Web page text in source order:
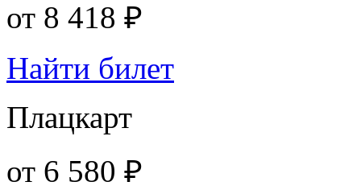
от 8 418 ₽
Найти билет
Плацкарт
от 6 580 ₽